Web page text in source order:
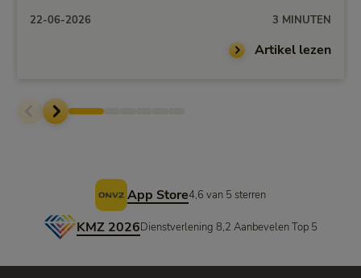
22-06-2026 3 MINUTEN
Artikel lezen
App Store4,6 van 5 sterren
KMZ 2026Dienstverlening 8,2 Aanbevelen Top 5